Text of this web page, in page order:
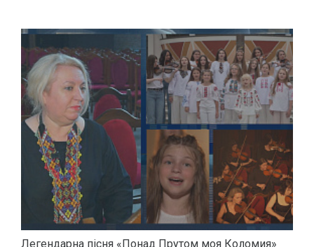
Легендарна пісня «Понад Прутом моя Коломия»